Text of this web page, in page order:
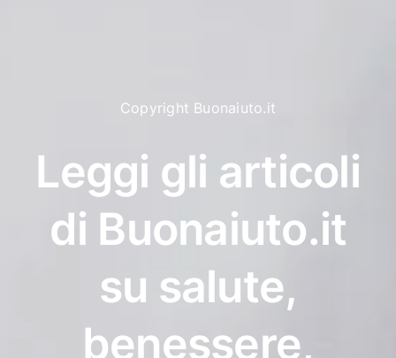
Copyright Buonaiuto.it
Leggi gli articoli
di Buonaiuto.it
su salute,
benessere,